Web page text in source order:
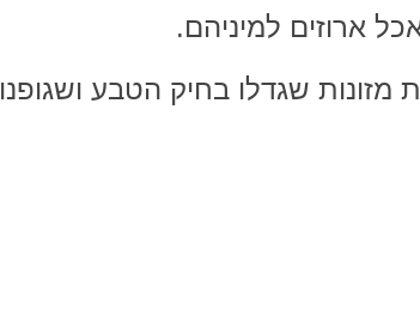
ארוזים למיניהם.
שגדלו בחיק הטבע ושגופנו